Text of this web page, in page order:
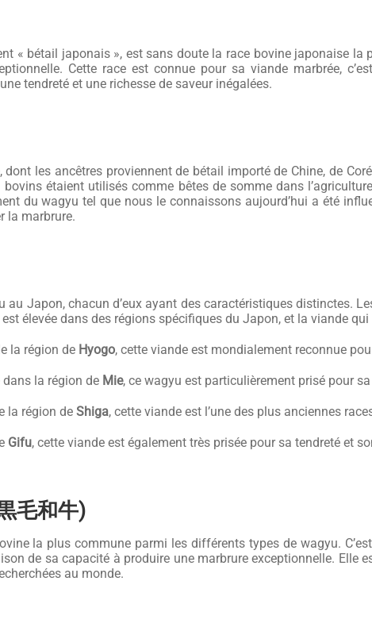
« bétail japonais », est sans doute la race bovine japonaise la
Cette race est connue pour sa viande marbrée,
tendreté et une richesse de saveur inégalées.
les ancêtres proviennent de bétail importé de Chine, de
bovins étaient utilisés comme bêtes de somme dans
du wagyu tel que nous le connaissons aujourd’hui a été
la marbrure.
au Japon, chacun d’eux ayant des caractéristiques distinctes.
élevée dans des régions spécifiques du Japon, et la viande
la région de Hyogo, cette viande est mondialement reconnue
dans la région de Mie, ce wagyu est particulièrement prisé pour
la région deShiga, cette viande est l’une des plus anciennes
Gifu, cette viande est également très prisée pour sa tendreté et
毛和牛)
la plus commune parmi les différents types de wagyu.
de sa capacité à produire une marbrure exceptionnelle. Elle
au monde.